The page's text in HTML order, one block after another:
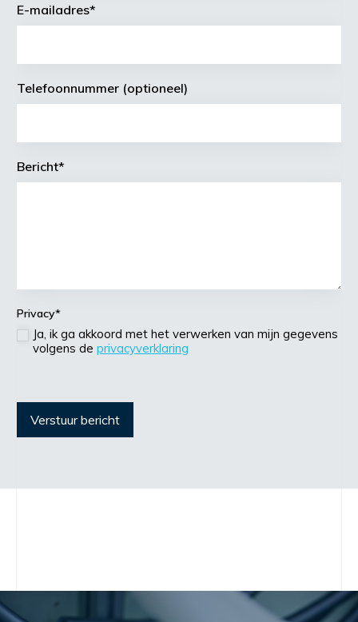
E-mailadres*
Telefoonnummer (optioneel)
Bericht*
Privacy*
Ja, ik ga akkoord met het verwerken van mijn gegevens
volgens de privacyverklaring
Verstuur bericht